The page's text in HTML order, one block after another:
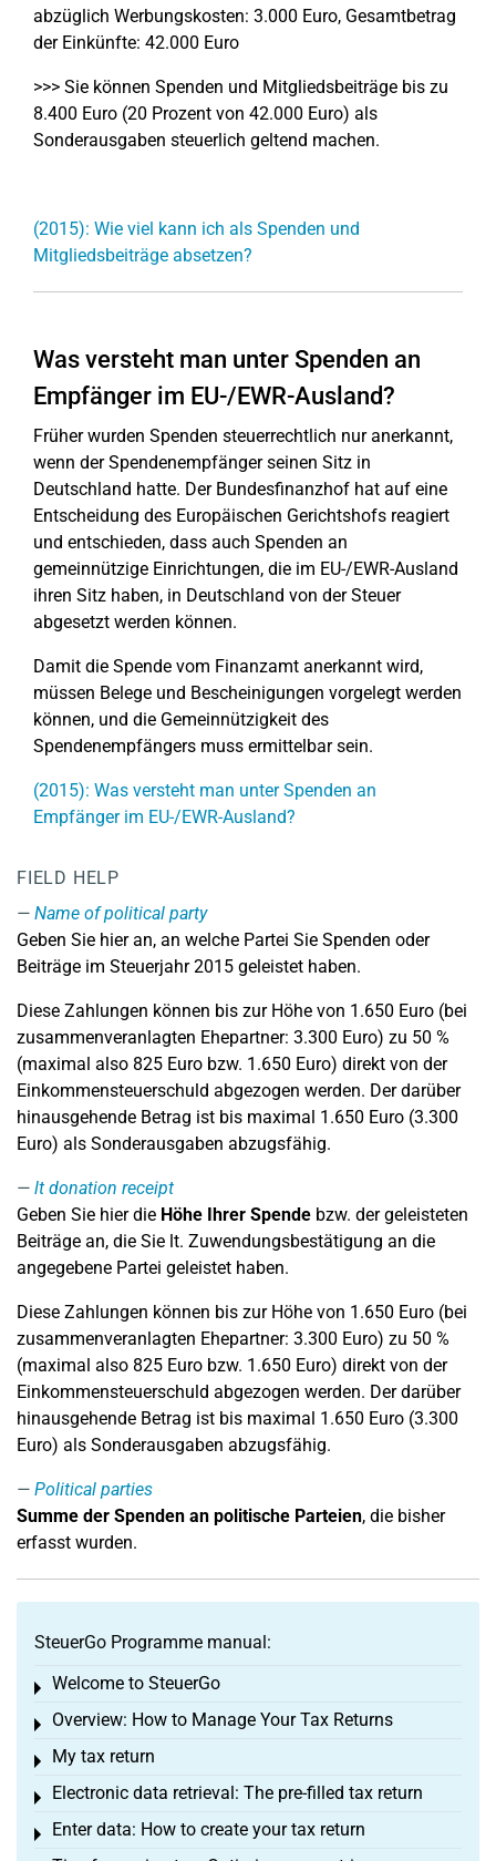
abzüglich Werbungskosten: 3.000 Euro, Gesamtbetrag
der Einkünfte: 42.000 Euro
>>> Sie können Spenden und Mitgliedsbeiträge bis zu
8.400 Euro (20 Prozent von 42.000 Euro) als
Sonderausgaben steuerlich geltend machen.
(2015): Wie viel kann ich als Spenden und
Mitgliedsbeiträge absetzen?
Was versteht man unter Spenden an
Empfänger im EU-/EWR-Ausland?
Früher wurden Spenden steuerrechtlich nur anerkannt,
wenn der Spendenempfänger seinen Sitz in
Deutschland hatte. Der Bundesfinanzhof hat auf eine
Entscheidung des Europäischen Gerichtshofs reagiert
und entschieden, dass auch Spenden an
gemeinnützige Einrichtungen, die im EU-/EWR-Ausland
ihren Sitz haben, in Deutschland von der Steuer
abgesetzt werden können.
Damit die Spende vom Finanzamt anerkannt wird,
müssen Belege und Bescheinigungen vorgelegt werden
können, und die Gemeinnützigkeit des
Spendenempfängers muss ermittelbar sein.
(2015): Was versteht man unter Spenden an
Empfänger im EU-/EWR-Ausland?
FIELD HELP
Name of political party
Geben Sie hier an, an welche Partei Sie Spenden oder
Beiträge im Steuerjahr 2015 geleistet haben.
Diese Zahlungen können bis zur Höhe von 1.650 Euro (bei
zusammenveranlagten Ehepartner: 3.300 Euro) zu 50 %
(maximal also 825 Euro bzw. 1.650 Euro) direkt von der
Einkommensteuerschuld abgezogen werden. Der darüber
hinausgehende Betrag ist bis maximal 1.650 Euro (3.300
Euro) als Sonderausgaben abzugsfähig.
lt donation receipt
Geben Sie hier die Höhe Ihrer Spende bzw. der geleisteten
Beiträge an, die Sie lt. Zuwendungsbestätigung an die
angegebene Partei geleistet haben.
Diese Zahlungen können bis zur Höhe von 1.650 Euro (bei
zusammenveranlagten Ehepartner: 3.300 Euro) zu 50 %
(maximal also 825 Euro bzw. 1.650 Euro) direkt von der
Einkommensteuerschuld abgezogen werden. Der darüber
hinausgehende Betrag ist bis maximal 1.650 Euro (3.300
Euro) als Sonderausgaben abzugsfähig.
Political parties
Summe der Spenden an politische Parteien, die bisher
erfasst wurden.
SteuerGo Programme manual:
Welcome to SteuerGo
Toggle menu
Overview: How to Manage Your Tax Returns
Toggle menu
My tax return
Toggle menu
Electronic data retrieval: The pre-filled tax return
Toggle menu
Enter data: How to create your tax return
Toggle menu